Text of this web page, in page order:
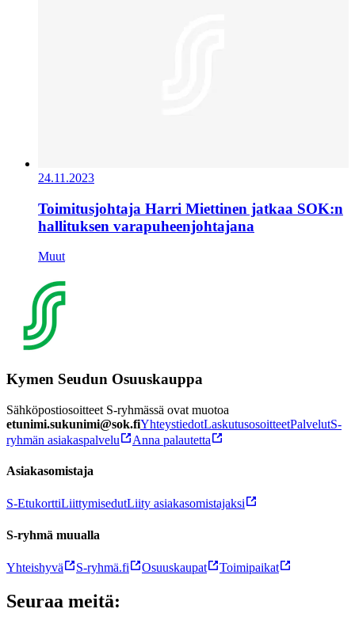
24.11.2023
Toimitusjohtaja Harri Miettinen jatkaa SOK:n
hallituksen varapuheenjohtajana
Muut
Kymen Seudun Osuuskauppa
Sähköpostiosoitteet S-ryhmässä ovat muotoa
etunimi.sukunimi@sok.fiYhteystiedotLaskutusosoitteetPalvelutS-
ryhmän asiakaspalvelu
Anna palautetta
Asiakasomistaja
S-EtukorttiLiittymisedutLiity asiakasomistajaksi
S-ryhmä muualla
Yhteishyvä S-ryhmä.fi Osuuskaupat Toimipaikat
Seuraa meitä: